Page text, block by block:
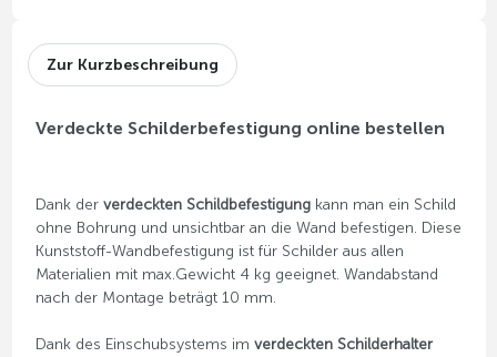
Zur Kurzbeschreibung
Verdeckte Schilderbefestigung online bestellen
Dank der verdeckten Schildbefestigungkann man ein Schild
ohne Bohrung und unsichtbar an die Wand befestigen. Diese
Kunststoff-Wandbefestigung ist für Schilder aus allen
Materialien mit max.Gewicht 4 kg geeignet. Wandabstand
nach der Montage beträgt 10 mm.
Dank des Einschubsystems im verdeckten Schilderhalter